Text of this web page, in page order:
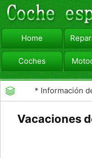
Home
Coches
viajar
* Información
Vacaciones